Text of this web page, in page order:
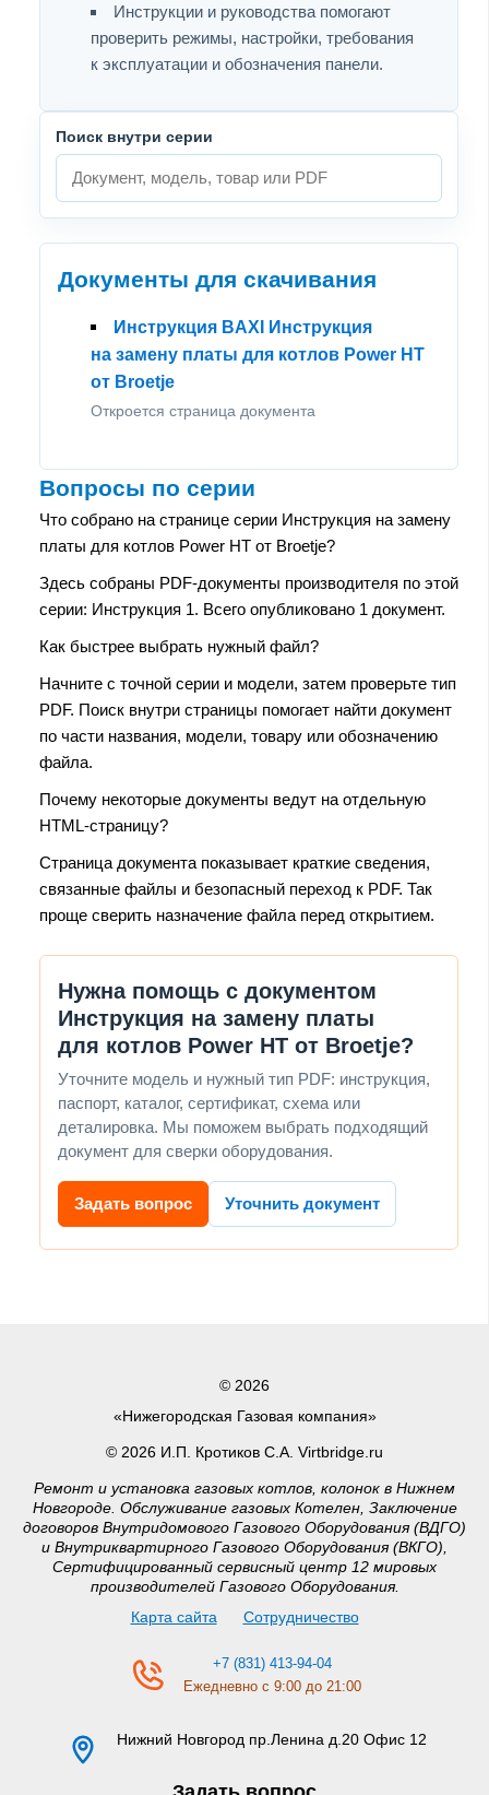
Инструкции и руководства помогают
проверить режимы, настройки, требования
к эксплуатации и обозначения панели.
Поиск внутри серии
Документы для скачивания
Инструкция BAXI Инструкция
на замену платы для котлов Power HT
от Broetje
Откроется страница документа
Вопросы по серии
Что собрано на странице серии Инструкция на замену
платы для котлов Power HT от Broetje?
Здесь собраны PDF-документы производителя по этой
серии: Инструкция 1. Всего опубликовано 1 документ.
Как быстрее выбрать нужный файл?
Начните с точной серии и модели, затем проверьте тип
PDF. Поиск внутри страницы помогает найти документ
по части названия, модели, товару или обозначению
файла.
Почему некоторые документы ведут на отдельную
HTML-страницу?
Страница документа показывает краткие сведения,
связанные файлы и безопасный переход к PDF. Так
проще сверить назначение файла перед открытием.
Нужна помощь с документом
Инструкция на замену платы
для котлов Power HT от Broetje?
Уточните модель и нужный тип PDF: инструкция,
паспорт, каталог, сертификат, схема или
деталировка. Мы поможем выбрать подходящий
документ для сверки оборудования.
Задать вопрос Уточнить документ
© 2026
«Нижегородская Газовая компания»
© 2026 И.П. Кротиков С.А. Virtbridge.ru
Ремонт и установка газовых котлов, колонок в Нижнем
Новгороде. Обслуживание газовых Котелен, Заключение
договоров Внутридомового Газового Оборудования (ВДГО)
и Внутриквартирного Газового Оборудования (ВКГО),
Сертифицированный сервисный центр 12 мировых
производителей Газового Оборудования.
Карта сайта
Сотрудничество
+7 (831) 413-94-04
Ежедневно с 9:00 до 21:00
Нижний Новгород пр.Ленина д.20 Офис 12